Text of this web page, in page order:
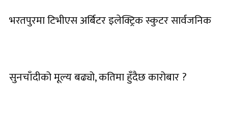
भरतपुरमा टिभीएस अर्बिटर इलेक्ट्रिक स्कुटर सार्वजनिक
सुनचाँदीको मूल्य बढ्यो, कतिमा हुँदैछ कारोबार ?